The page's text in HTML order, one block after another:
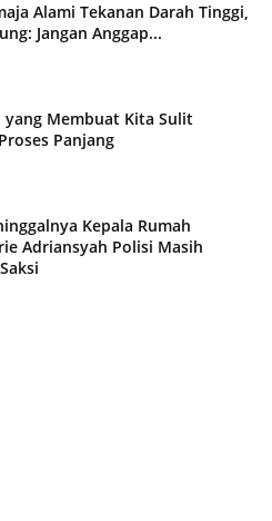
Alami Tekanan Darah Tinggi,
Jangan Anggap...
yang Membuat Kita Sulit
Panjang
Kepala Rumah
Adriansyah Polisi Masih